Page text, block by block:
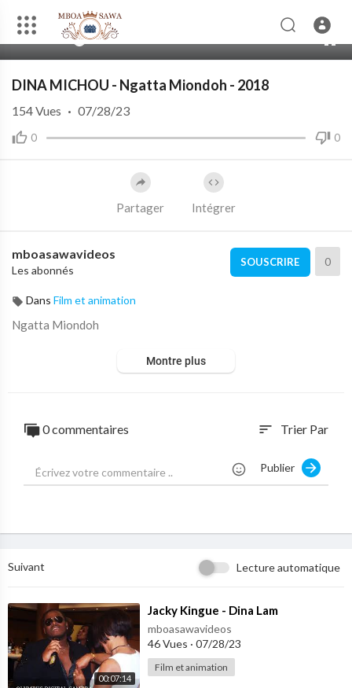
DINA MICHOU - Ngatta Miondoh - 2018
0 0
154Vues · 07/28/23
Partager Intégrer
mboasawavideos
Les abonnés
SOUSCRIRE 0
Dans Film et animation
⁣Ngatta Miondoh
Montre plus
0 commentaires sort Trier Par
Publier
Suivant Lecture automatique
00:07:14
⁣Jacky Kingue - Dina Lam
mboasawavideos
46 Vues · 07/28/23
Film et animation